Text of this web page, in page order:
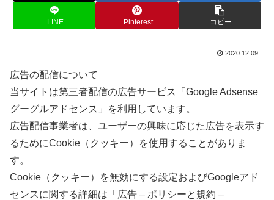
LINE Pinterest コピー
2020.12.09
広告の配信について
当サイトは第三者配信の広告サービス「Google Adsense
グーグルアドセンス」を利用しています。
広告配信事業者は、ユーザーの興味に応じた広告を表示す
るためにCookie（クッキー）を使用することがありま
す。
Cookie（クッキー）を無効にする設定およびGoogleアド
センスに関する詳細は「広告 – ポリシーと規約 –